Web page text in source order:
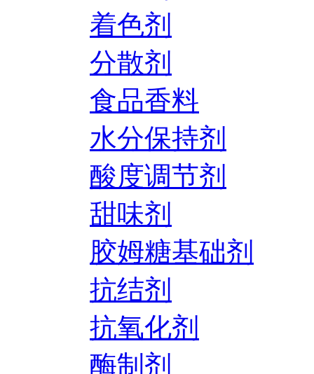
着色剂
分散剂
食品香料
水分保持剂
酸度调节剂
甜味剂
胶姆糖基础剂
抗结剂
抗氧化剂
酶制剂